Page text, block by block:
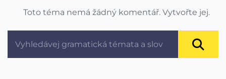
Toto téma nemá žádný komentář. Vytvořte jej.